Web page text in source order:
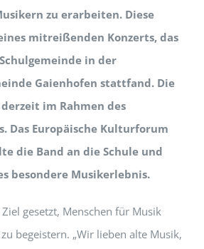
zu erarbeiten. Diese
mitreißenden Konzerts, das
in der
Gaienhofen stattfand. Die
im Rahmen des
Das Europäische Kulturforum
die Band an die Schule und
besondere Musikerlebnis.
gesetzt, Menschen für Musik
begeistern. „Wir lieben alte Musik,